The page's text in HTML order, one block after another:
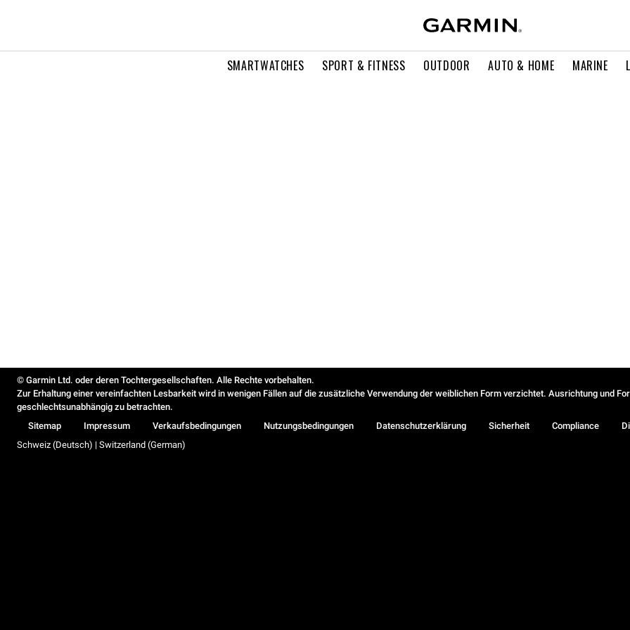
SMARTWATCHES SPORT & FITNESS OUTDOOR AUTO & HOME MARINE
© Garmin Ltd. oder deren Tochtergesellschaften. Alle Rechte vorbehalten.
Zur Erhaltung einer vereinfachten Lesbarkeit wird in wenigen Fällen auf die zusätzliche Verwendung der weiblichen Form verzichtet. Ausrichtung und
geschlechtsunabhängig zu betrachten.
Sitemap
Impressum Verkaufsbedingungen Nutzungsbedingungen Datenschutzerklärung Sicherheit Compliance
Schweiz (Deutsch) | Switzerland (German)